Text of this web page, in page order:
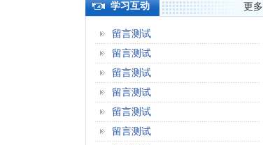
学习互动 更多
留言测试
留言测试
留言测试
留言测试
留言测试
留言测试